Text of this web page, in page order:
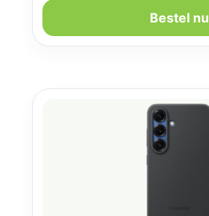
Bestel nu